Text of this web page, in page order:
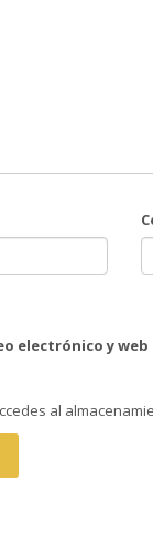
electrónico y
al